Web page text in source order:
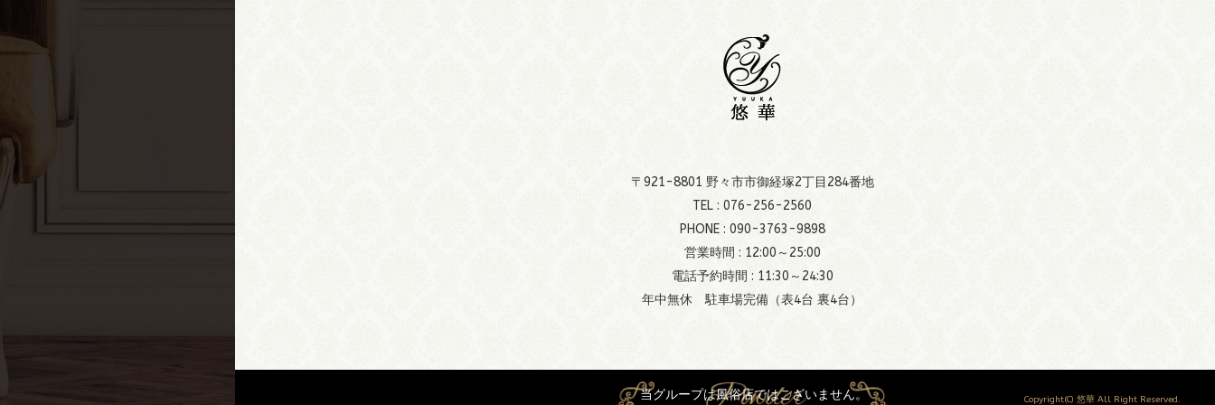
〒921-8801 野々市市御経塚2丁目284番地
TEL : 076-256-2560
PHONE : 090-3763-9898
営業時間 : 12:00～25:00
電話予約時間 : 11:30～24:30
年中無休 駐車場完備（表4台 裏4台）
当グループは風俗店ではございません。 Copyright(C) 悠華 All Right Reserved.